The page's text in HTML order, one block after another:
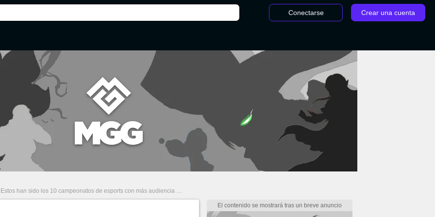
Conectarse Crear una cuenta
Estos han sido los 10 campeonatos de esports con más audiencia en 2021